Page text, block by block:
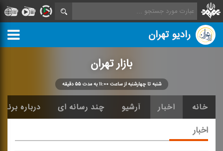
رادیو تهران
بازار تهران
شنبه تا چهارشنبه از ساعت ۱۱:۰۰ به مدت ۵۵ دقیقه
خانه اخبار آرشیو چند رسانه ای درباره
اخبار